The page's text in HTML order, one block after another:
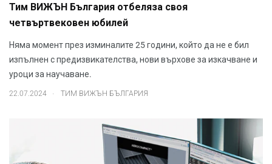
Тим ВИЖЪН България отбеляза своя
четвъртвековен юбилей
Няма момент през изминалите 25 години, който да не е бил
изпълнен с предизвикателства, нови върхове за изкачване и
уроци за научаване.
22.07.2024 ТИМ ВИЖЪН БЪЛГАРИЯ